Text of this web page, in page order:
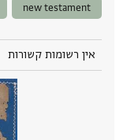
new testament
אין רשומות קשורות